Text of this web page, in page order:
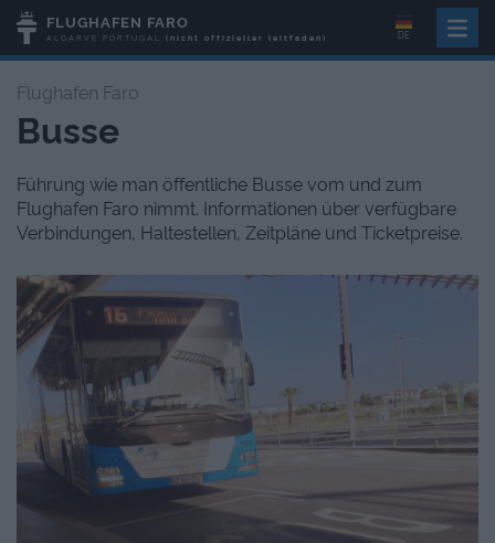
FLUGHAFEN FARO
ALGARVE PORTUGAL (nicht offizieller leitfaden) DE
Flughafen Faro
Busse
Führung wie man öffentliche Busse vom und zum
Flughafen Faro nimmt. Informationen über verfügbare
Verbindungen, Haltestellen, Zeitpläne und Ticketpreise.